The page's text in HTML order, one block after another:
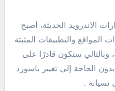
الاندرويد الحديثة، أصبح
المواقع والتطبيقات المثبتة
وبالتالي ستكون قادرًا على
الحاجة إلى تغيير باسورد
.